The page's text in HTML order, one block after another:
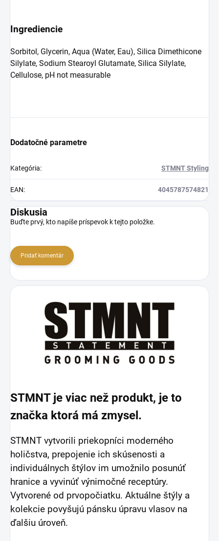
Ingrediencie
Sorbitol, Glycerin, Aqua (Water, Eau), Silica Dimethicone
Silylate, Sodium Stearoyl Glutamate, Silica Silylate,
Cellulose, pH not measurable
Dodatočné parametre
Kategória: STMNT Styling
EAN: 4045787574821
Diskusia
Buďte prvý, kto napíše príspevok k tejto položke.
Pridať komentár
STMNT je viac než produkt, je to
značka ktorá má zmysel.
STMNT vytvorili priekopníci moderného
holičstva, prepojenie ich skúsenosti a
individuálnych štýlov im umožnilo posunúť
hranice a vyvinúť výnimočné receptúry.
Vytvorené od prvopočiatku. Aktuálne štýly a
kolekcie povyšujú pánsku úpravu vlasov na
ďalšiu úroveň.